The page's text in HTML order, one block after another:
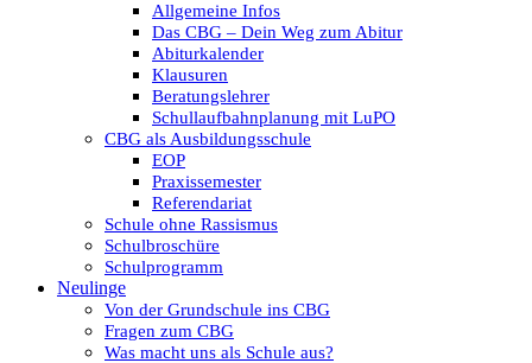
Allgemeine Infos
Das CBG – Dein Weg zum Abitur
Abiturkalender
Klausuren
Beratungslehrer
Schullaufbahnplanung mit LuPO
CBG als Ausbildungsschule
EOP
Praxissemester
Referendariat
Schule ohne Rassismus
Schulbroschüre
Schulprogramm
Neulinge
Von der Grundschule ins CBG
Fragen zum CBG
Was macht uns als Schule aus?